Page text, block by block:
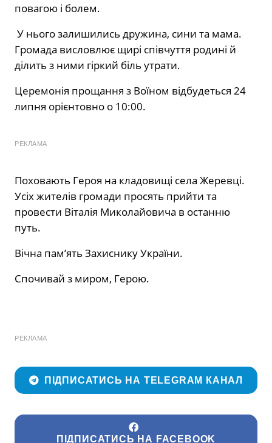
повагою і болем.
У нього залишились дружина, сини та мама.
Громада висловлює щирі співчуття родині й
ділить з ними гіркий біль утрати.
Церемонія прощання з Воїном відбудеться 24
липня орієнтовно о 10:00.
РЕКЛАМА
Поховають Героя на кладовищі села Жеревці.
Усіх жителів громади просять прийти та
провести Віталія Миколайовича в останню
путь.
Вічна пам’ять Захиснику України.
Спочивай з миром, Герою.
РЕКЛАМА
ПІДПИСАТИСЬ НА TELEGRAM КАНАЛ
ПІДПИСАТИСЬ НА FACEBOOK